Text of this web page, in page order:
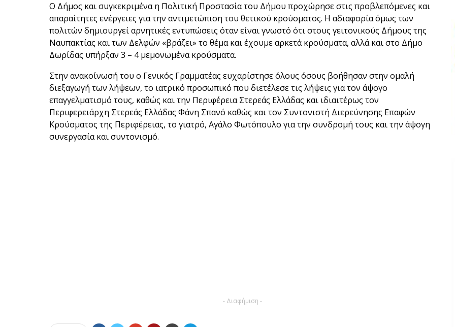
Ο Δήμος και συγκεκριμένα η Πολιτική Προστασία του Δήμου προχώρησε στις προβλεπόμενες και
απαραίτητες ενέργειες για την αντιμετώπιση του θετικού κρούσματος. Η αδιαφορία όμως των
πολιτών δημιουργεί αρνητικές εντυπώσεις όταν είναι γνωστό ότι στους γειτονικούς Δήμους της
Ναυπακτίας και των Δελφών «βράζει» το θέμα και έχουμε αρκετά κρούσματα, αλλά και στο Δήμο
Δωρίδας υπήρξαν 3 – 4 μεμονωμένα κρούσματα.
Στην ανακοίνωσή του ο Γενικός Γραμματέας ευχαρίστησε όλους όσους βοήθησαν στην ομαλή
διεξαγωγή των λήψεων, το ιατρικό προσωπικό που διετέλεσε τις λήψεις για τον άψογο
επαγγελματισμό τους, καθώς και την Περιφέρεια Στερεάς Ελλάδας και ιδιαιτέρως τον
Περιφερειάρχη Στερεάς Ελλάδας Φάνη Σπανό καθώς και τον Συντονιστή Διερεύνησης Επαφών
Κρούσματος της Περιφέρειας, το γιατρό, Αγάλο Φωτόπουλο για την συνδρομή τους και την άψογη
συνεργασία και συντονισμό.
- Διαφήμιση -